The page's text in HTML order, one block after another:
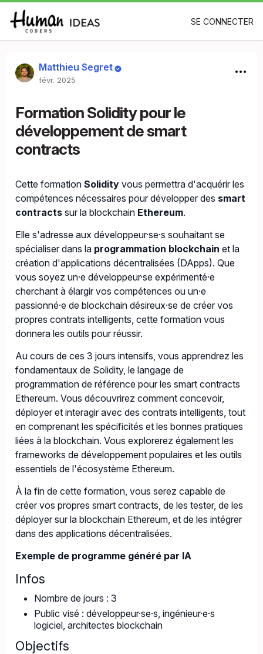
SE CONNECTER
Matthieu Segret
févr. 2025
Formation Solidity pour le
développement de smart
contracts
Cette formation Solidity vous permettra d'acquérir les
compétences nécessaires pour développer des smart
contracts sur la blockchain Ethereum.
Elle s'adresse aux développeur·se·s souhaitant se
spécialiser dans la programmation blockchain et la
création d'applications décentralisées (DApps). Que
vous soyez un·e développeur·se expérimenté·e
cherchant à élargir vos compétences ou un·e
passionné·e de blockchain désireux·se de créer vos
propres contrats intelligents, cette formation vous
donnera les outils pour réussir.
Au cours de ces 3 jours intensifs, vous apprendrez les
fondamentaux de Solidity, le langage de
programmation de référence pour les smart contracts
Ethereum. Vous découvrirez comment concevoir,
déployer et interagir avec des contrats intelligents, tout
en comprenant les spécificités et les bonnes pratiques
liées à la blockchain. Vous explorerez également les
frameworks de développement populaires et les outils
essentiels de l'écosystème Ethereum.
À la fin de cette formation, vous serez capable de
créer vos propres smart contracts, de les tester, de les
déployer sur la blockchain Ethereum, et de les intégrer
dans des applications décentralisées.
Exemple de programme généré par IA
Infos
Nombre de jours : 3
Public visé : développeur·se·s, ingénieur·e·s
logiciel, architectes blockchain
Objectifs